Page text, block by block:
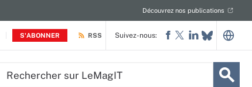
S'ABONNER
Découvrez nos publications
RSS Suivez-nous: